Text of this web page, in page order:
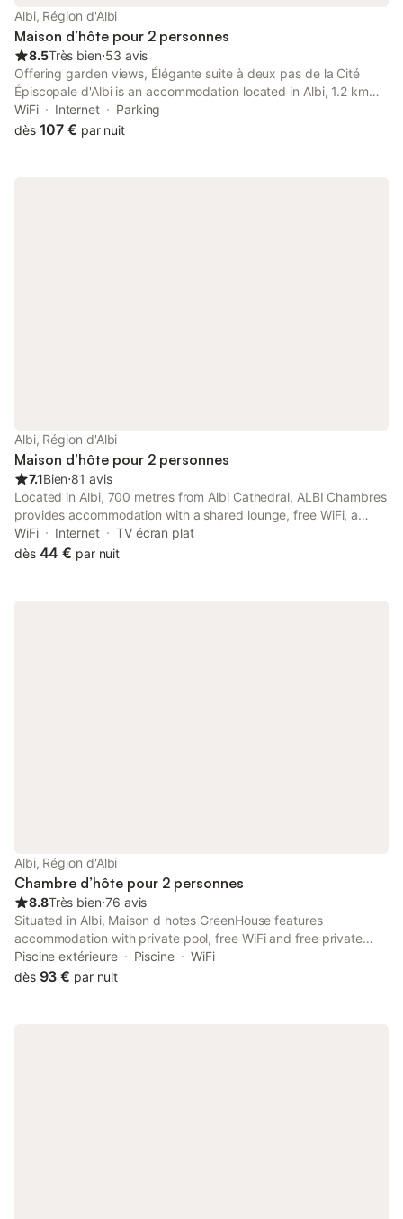
Albi, Région d'Albi
Maison d’hôte pour 2 personnes
8.5Très bien⋅53 avis
Offering garden views, Élégante suite à deux pas de la Cité
Épiscopale d'Albi is an accommodation located in Albi, 1.2 km
from Albi Cathedral and 44 km from Castres Exhibition Centre.
WiFi Internet
Parking
dès 107 € par nuit
Albi, Région d'Albi
Maison d’hôte pour 2 personnes
7.1Bien⋅81 avis
Located in Albi, 700 metres from Albi Cathedral, ALBI Chambres
provides accommodation with a shared lounge, free WiFi, a
shared kitchen, and full-day security.
WiFi Internet
TV écran plat
dès 44 € par nuit
Albi, Région d'Albi
Chambre d’hôte pour 2 personnes
8.8Très bien⋅76 avis
Situated in Albi, Maison d hotes GreenHouse features
accommodation with private pool, free WiFi and free private
parking for guests who drive. This recently renovated bed and
breakfast is located 4.3 km from Toulouse-Lautrec Museum and
Piscine extérieure Piscine
WiFi
dès 93 € par nuit